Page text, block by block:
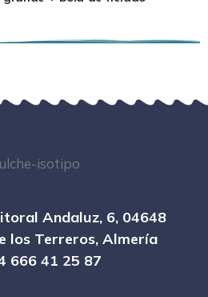
Andaluz, 6, 04648
los Terreros, Almería
666 41 25 87